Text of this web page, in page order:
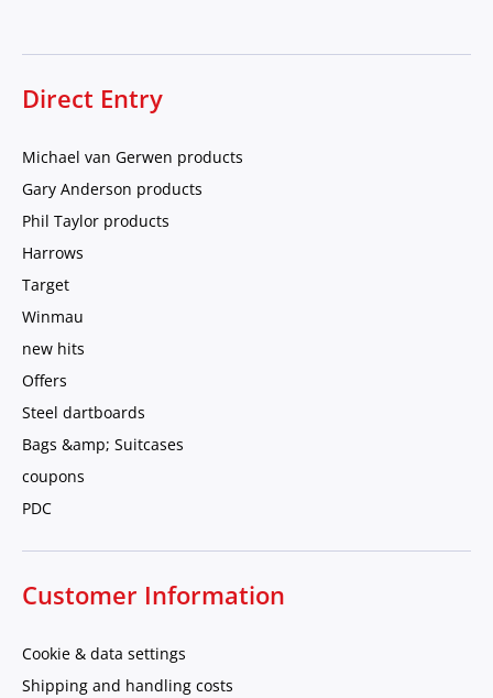
Direct Entry
Michael van Gerwen products
Gary Anderson products
Phil Taylor products
Harrows
Target
Winmau
new hits
Offers
Steel dartboards
Bags &amp; Suitcases
coupons
PDC
Customer Information
Cookie & data settings
Shipping and handling costs